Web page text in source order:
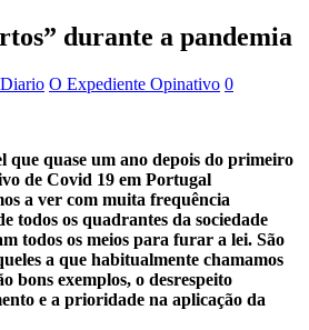
durante a pandemia
O Expediente Opinativo 0
que quase um ano depois do primeiro
de Covid 19 em Portugal
a ver com muita frequência
todos os quadrantes da sociedade
todos os meios para furar a lei. São
a que habitualmente chamamos
bons exemplos, o desrespeito
e a prioridade na aplicação da